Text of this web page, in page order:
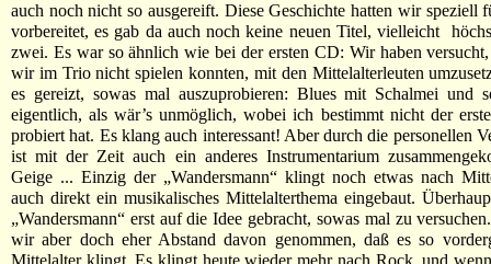
auch noch nicht so ausgereift. Diese Geschichte hatten wir speziell
vorbereitet, es gab da auch noch keine neuen Titel, vielleicht
zwei. Es war so ähnlich wie bei der ersten CD: Wir haben
wir im Trio nicht spielen konnten, mit den Mittelalterleuten
es gereizt, sowas mal auszuprobieren: Blues mit Schalmei und
eigentlich, als wär’s unmöglich, wobei ich bestimmt nicht der
probiert hat. Es klang auch interessant! Aber durch die personellen
ist mit der Zeit auch ein anderes Instrumentarium
Geige ... Einzig der „Wandersmann“ klingt noch etwas nach
auch direkt ein musikalisches Mittelalterthema eingebaut.
„Wandersmann“ erst auf die Idee gebracht, sowas mal zu
wir aber doch eher Abstand davon genommen, daß es so
Mittelalter klingt. Es klingt heute wieder mehr nach Rock, und